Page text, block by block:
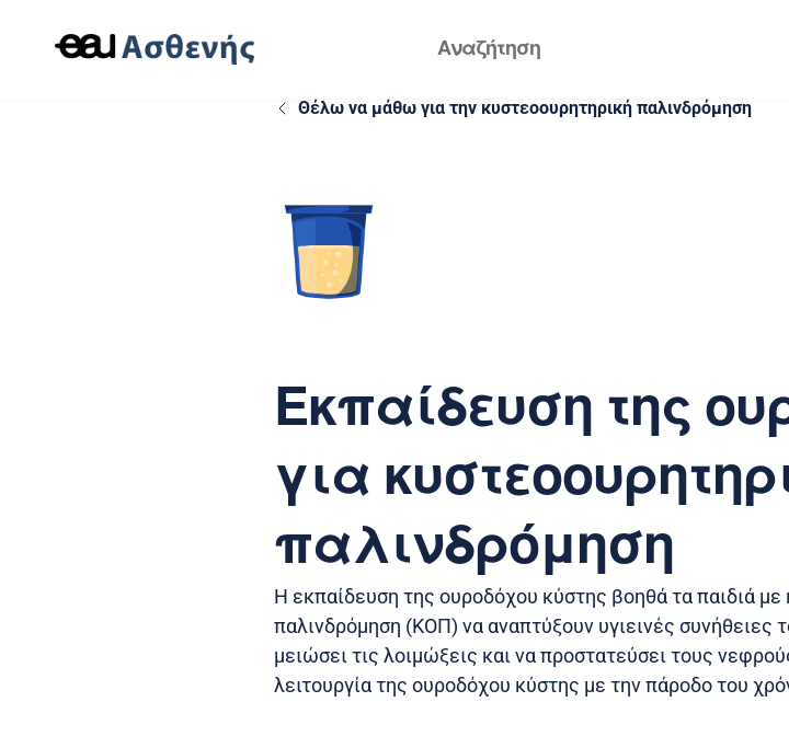
Θέλω να μάθω για την κυστεοουρητηρική παλινδρόμηση
Εκπαίδευση της
για
παλινδρόμηση
Η εκπαίδευση της ουροδόχου κύστης βοηθά τα παιδιά με
παλινδρόμηση (ΚΟΠ) να αναπτύξουν υγιεινές συνήθειες
μειώσει τις λοιμώξεις και να προστατεύσει τους
λειτουργία της ουροδόχου κύστης με την πάροδο του